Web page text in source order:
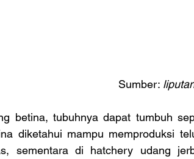
Sumber:
betina, tubuhnya dapat tumbuh
diketahui mampu memproduksi
sementara di hatchery udang